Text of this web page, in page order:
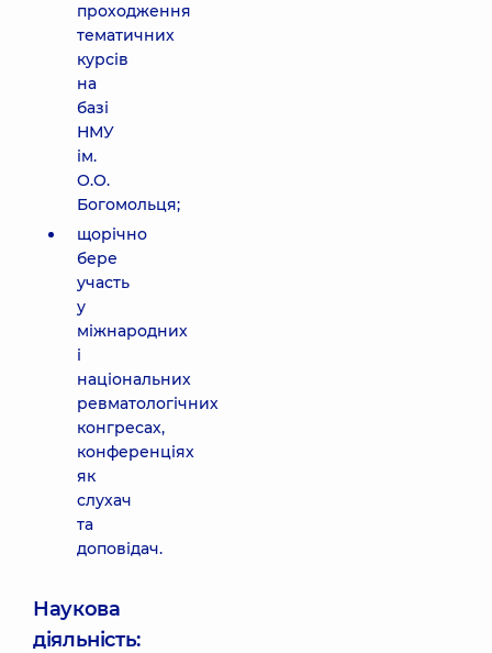
проходження
тематичних
курсів
на
базі
НМУ
ім.
О.О.
Богомольця;
щорічно
бере
участь
у
міжнародних
і
національних
ревматологічних
конгресах,
конференціях
як
слухач
та
доповідач.
Наукова
діяльність: